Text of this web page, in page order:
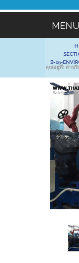
B-05-
คุณอยู่ที่: ค่าบริ